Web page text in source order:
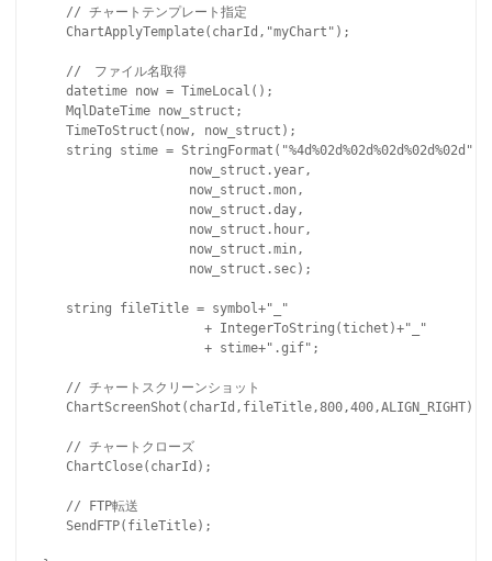
   // チャートテンプレート指定
   ChartApplyTemplate(charId,"myChart");
   //　ファイル名取得
   datetime now = TimeLocal();
   MqlDateTime now_struct;
   TimeToStruct(now, now_struct);
   string stime = StringFormat("%4d%02d%02d%02d%02d%02d",
                   now_struct.year,
                   now_struct.mon,
                   now_struct.day,
                   now_struct.hour,
                   now_struct.min,
                   now_struct.sec);
   string fileTitle = symbol+"_"
                     + IntegerToString(tichet)+"_"
                     + stime+".gif";
   // チャートスクリーンショット
   ChartScreenShot(charId,fileTitle,800,400,ALIGN_RIGHT);
   // チャートクローズ
   ChartClose(charId);
   // FTP転送
   SendFTP(fileTitle);